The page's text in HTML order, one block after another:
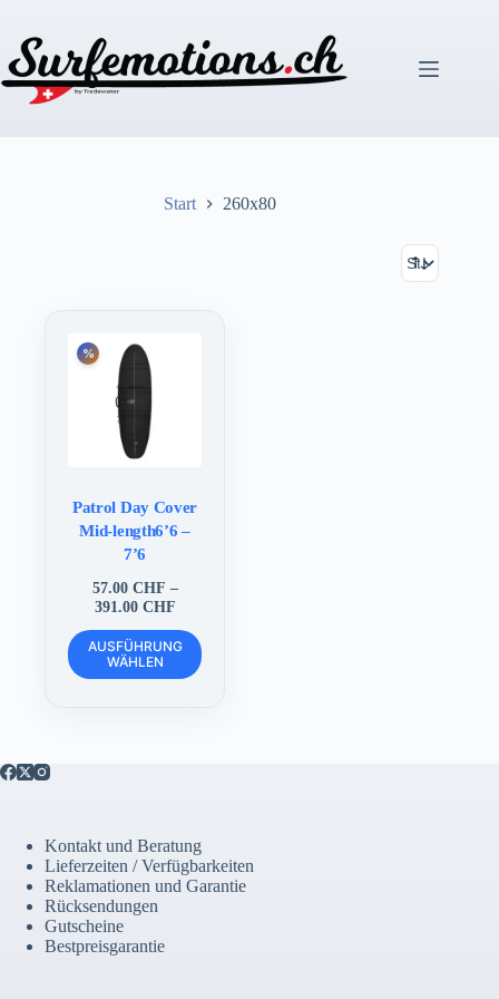
springen
Start 260x80
Patrol Day Cover
Mid-length6’6 –
7’6
57.00 CHF –
391.00 CHFPreisspanne:
bis
391.00 CHF
AUSFÜHRUNG
WÄHLEN
Dieses
Produkt
weist
der
Produktseite
gewählt
werden
Kontakt und Beratung
Lieferzeiten / Verfügbarkeiten
Reklamationen und Garantie
Rücksendungen
Gutscheine
Bestpreisgarantie